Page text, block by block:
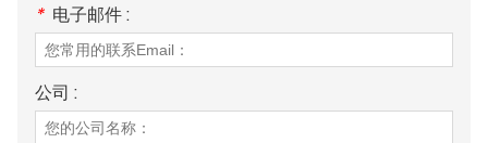
* 电子邮件 :
公司 :